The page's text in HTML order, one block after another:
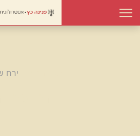
ירח